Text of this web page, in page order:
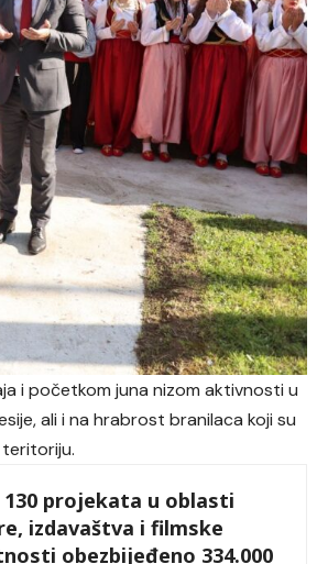
i početkom juna nizom aktivnosti u
ali i na hrabrost branilaca koji su
130 projekata u oblasti
izdavaštva i filmske
obezbijeđeno 334.000